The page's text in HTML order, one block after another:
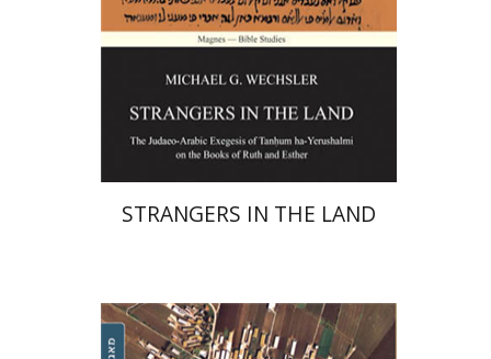
הנחת אתר ספר מודפס
$64
$58
STRANGERS IN THE LAND